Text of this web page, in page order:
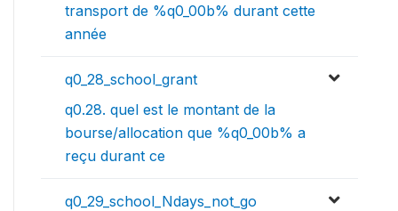
transport de %q0_00b% durant cette
année
q0_28_school_grant
q0.28. quel est le montant de la
bourse/allocation que %q0_00b% a
reçu durant ce
q0_29_school_Ndays_not_go